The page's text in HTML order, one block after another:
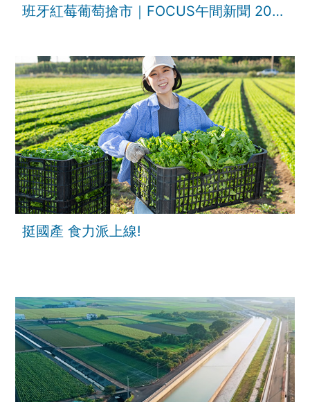
班牙紅莓葡萄搶市｜FOCUS午間新聞 202
挺國產 食力派上線!